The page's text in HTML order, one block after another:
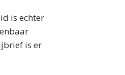
is echter
is er